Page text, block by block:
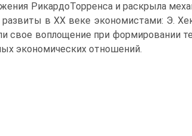
РикардоТорренса и раскрыла
в XX веке экономистами: Э.
свое воплощение при формировании
экономических отношений.